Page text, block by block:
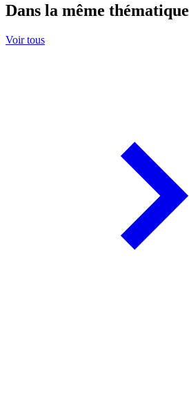
Dans la même thématique
Voir tous